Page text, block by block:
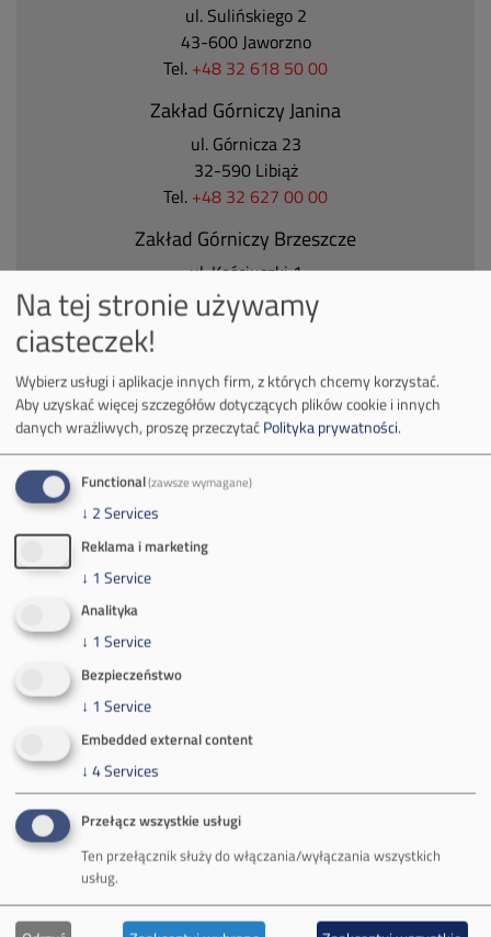
ul. Sulińskiego 2
43-600 Jaworzno
Tel. +48 32 618 50 00
Zakład Górniczy Janina
ul. Górnicza 23
32-590 Libiąż
Tel. +48 32 627 00 00
Zakład Górniczy Brzeszcze
ul.Kościuszki 1
32-620 Brzeszcze
tel. +48 32 716 53 00
Kontakt dla mediów:
mail:
media@pkw-sa.pl
+48 32 618 56 02
(poniedziałek-piątek 7:00-15:00)
Spółka Południowy Koncern Węglowy
Zakład Górniczy Brzeszcze
Zakład Górniczy Janina
Na tej stronie używamy
ciasteczek!
Wybierz usługi i aplikacje innych firm, z których chcemy korzystać.
Aby uzyskać więcej szczegółów dotyczących plików cookie i innych
danych wrażliwych, proszę przeczytaćPolityka prywatności.
Functional(zawsze wymagane)
↓ 2Services
Reklama i marketing
↓ 1 Service
Analityka
↓ 1 Service
Bezpieczeństwo
↓ 1 Service
Embedded external content
↓ 4Services
Przełącz wszystkie usługi
Ten przełącznik służy do włączania/wyłączania wszystkich
usług.